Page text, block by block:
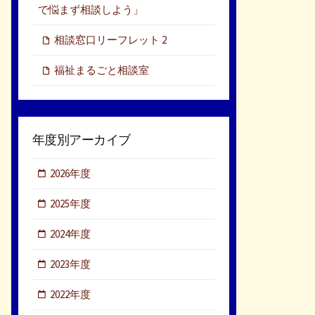
で悩まず相談しよう」
相談窓口リーフレット 2
福祉まるごと相談室
年度別アーカイブ
2026年度
2025年度
2024年度
2023年度
2022年度